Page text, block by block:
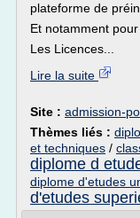
plateforme de
Et notamment
Les Licences...
Lire la suite
Site : admission-
Thèmes liés :
et techniques /
diplome d
diplome d'etudes
d'etudes